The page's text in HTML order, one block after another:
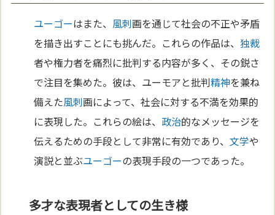
ユーゴーはまた、 風刺画を通じて社会の不正や矛盾
を描き出すことにも挑んだ。これらの作品は、独裁
者や権力者を痛烈に批判する内容が多く、その鋭さ
で注目を集めた。彼は、ユーモアと批判精神を兼ね
備えた風刺画によって、社会に対する不満を効果的
に表現した。これらの絵は、 政治的なメッセージを
伝えるための手段として非常に有効であり、文学や
演説と並ぶユーゴーの表現手段の一つであった。
多才な表現者としての生き様